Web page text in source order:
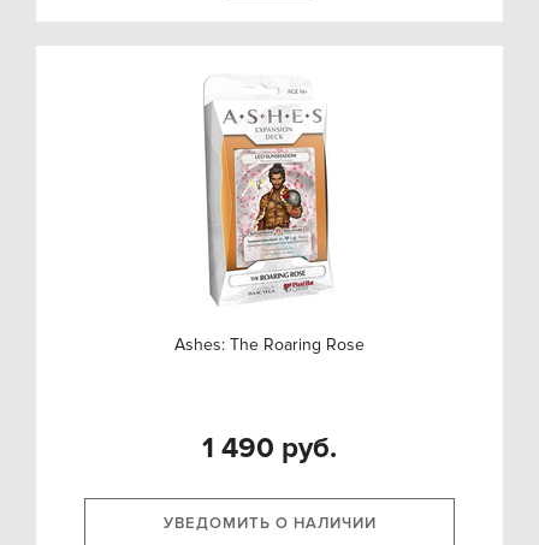
Ashes: The Roaring Rose
1 490 руб.
УВЕДОМИТЬ О НАЛИЧИИ